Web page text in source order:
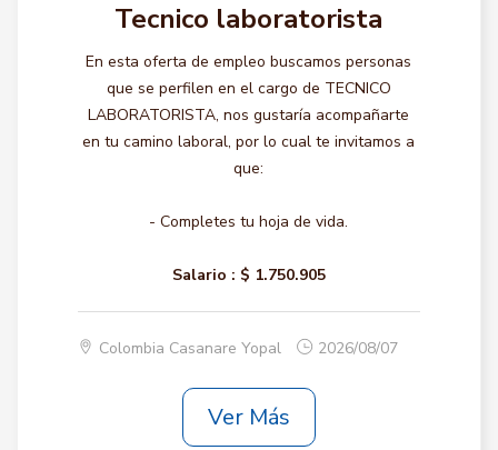
Tecnico laboratorista
En esta oferta de empleo buscamos personas
que se perfilen en el cargo de TECNICO
LABORATORISTA, nos gustaría acompañarte
en tu camino laboral, por lo cual te invitamos a
que:
- Completes tu hoja de vida.
Salario : $ 1.750.905
Colombia Casanare Yopal 2026/08/07
Ver Más